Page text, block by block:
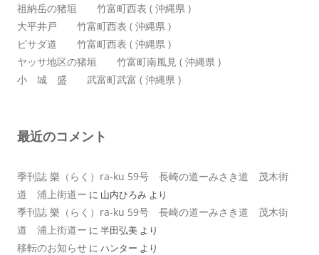
祖納岳の猪垣 竹富町西表 ( 沖縄県 )
大平井戸 竹富町西表 ( 沖縄県 )
ピサダ道 竹富町西表 ( 沖縄県 )
ヤッサ地区の猪垣 竹富町南風見 ( 沖縄県 )
小 城 盛 武富町武富 ( 沖縄県 )
最近のコメント
季刊誌 樂（らく）ra-ku 59号 長崎の道ーみさき道 茂木街
道 浦上街道ー に 山内ひろみ より
季刊誌 樂（らく）ra-ku 59号 長崎の道ーみさき道 茂木街
道 浦上街道ー に 半田弘美 より
移転のお知らせ に ハンター より